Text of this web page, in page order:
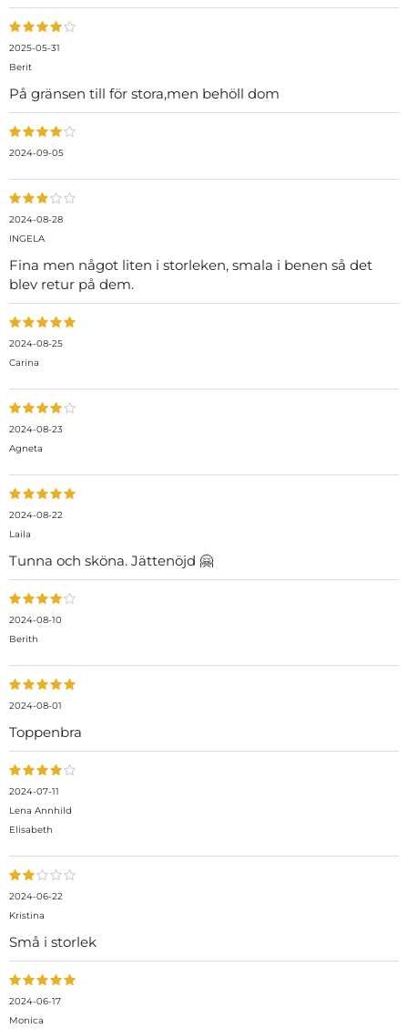
2025-05-31
Berit
På gränsen till för stora,men behöll dom
2024-09-05
2024-08-28
INGELA
Fina men något liten i storleken, smala i benen så det
blev retur på dem.
2024-08-25
Carina
2024-08-23
Agneta
2024-08-22
Laila
Tunna och sköna. Jättenöjd 🤗
2024-08-10
Berith
2024-08-01
Toppenbra
2024-07-11
Lena Annhild
Elisabeth
2024-06-22
Kristina
Små i storlek
2024-06-17
Monica